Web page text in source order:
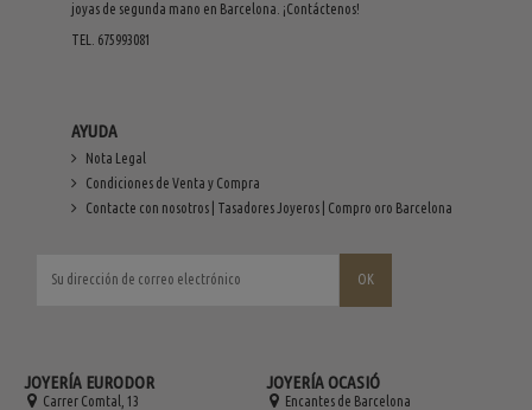
joyas de segunda mano en Barcelona. ¡Contáctenos!
TEL. 675993081
AYUDA
Nota Legal
Condiciones de Venta y Compra
Contacte con nosotros | Tasadores Joyeros | Compro oro Barcelona
JOYERÍA EURODOR
Carrer Comtal, 13
JOYERÍA OCASIÓ
Encantes de Barcelona